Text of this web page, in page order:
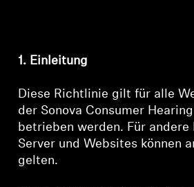
AMBEO Soundbars und Subs
1. Einleitung
Diese Richtlinie gilt für alle
der Sonova Consumer
betrieben werden. Für
Server und Websites können
gelten.